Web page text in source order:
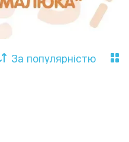
За популярністю